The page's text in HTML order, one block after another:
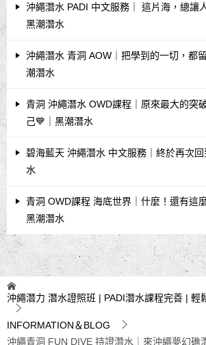
沖繩潛水 PADI 中文服務｜ 這片海，總讓
黑潮潛水
沖繩潛水 青洞 AOW｜把學到的一切，都
潮潛水
青洞 沖繩潛水 OWD課程｜原來最大的突
己💙｜黑潮潛水
碧海藍天 沖繩潛水 中文服務｜終於再次
水
青洞 OWD課程 海底世界｜什麼！還有這
黑潮潛水
沖繩潛力 潛水證照班 | PADI潛水課程完善 | 輕
INFORMATION＆BLOG
沖繩青洞 FUN DIVE 持證潛水｜來沖繩夢幻礁